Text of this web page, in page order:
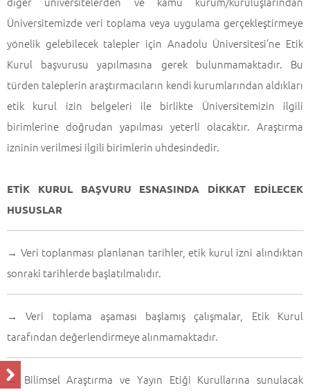
Üniversitemizde veri toplama veya uygulama gerçekleştirmeye
yönelik gelebilecek talepler için Anadolu Üniversitesi’ne Etik
Kurul başvurusu yapılmasına gerek bulunmamaktadır. Bu
türden taleplerin araştırmacıların kendi kurumlarından aldıkları
etik kurul izin belgeleri ile birlikte Üniversitemizin ilgili
birimlerine doğrudan yapılması yeterli olacaktır. Araştırma
izninin verilmesi ilgili birimlerin uhdesindedir.
ETİK KURUL BAŞVURU ESNASINDA DİKKAT EDİLECEK
HUSUSLAR
→ Veri toplanması planlanan tarihler, etik kurul izni alındıktan
sonraki tarihlerde başlatılmalıdır.
→
Veri toplama aşaması başlamış çalışmalar, Etik Kurul
tarafından değerlendirmeye alınmamaktadır.
→
Bilimsel Araştırma ve Yayın Etiği Kurullarına sunulacak